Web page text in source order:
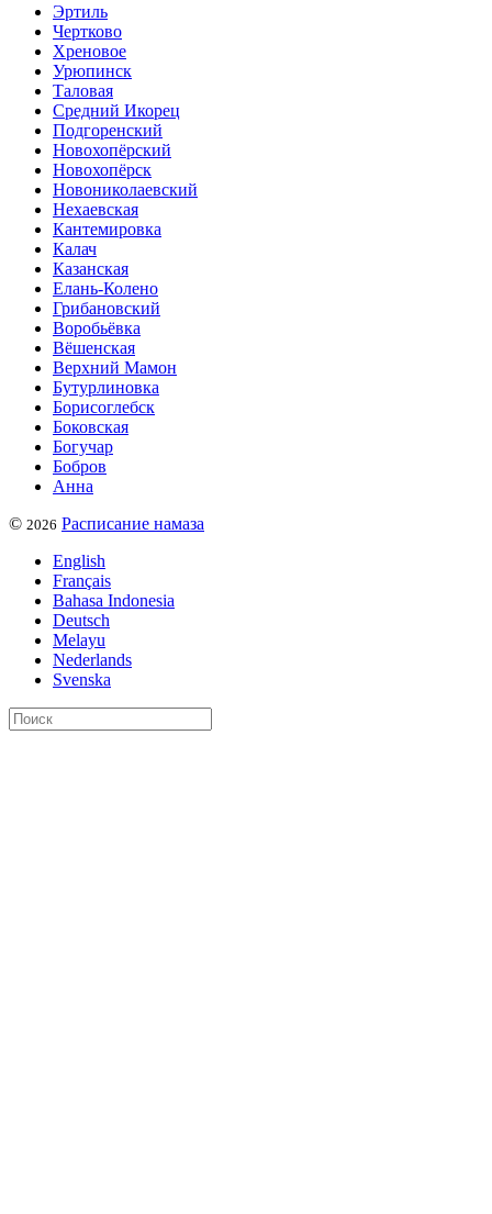
Эртиль
Чертково
Хреновое
Урюпинск
Таловая
Средний Икорец
Подгоренский
Новохопёрский
Новохопёрск
Новониколаевский
Нехаевская
Кантемировка
Калач
Казанская
Елань-Колено
Грибановский
Воробьёвка
Вёшенская
Верхний Мамон
Бутурлиновка
Борисоглебск
Боковская
Богучар
Бобров
Анна
© 2026 Расписание намаза
English
Français
Bahasa Indonesia
Deutsch
Melayu
Nederlands
Svenska